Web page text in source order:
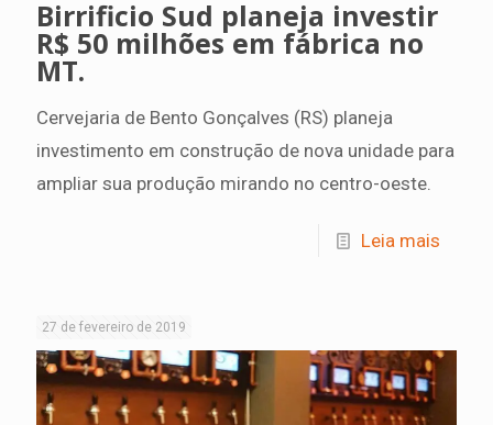
Birrificio Sud planeja investir
R$ 50 milhões em fábrica no
MT.
Cervejaria de Bento Gonçalves (RS) planeja
investimento em construção de nova unidade para
ampliar sua produção mirando no centro-oeste.
Leia mais
27 de fevereiro de 2019